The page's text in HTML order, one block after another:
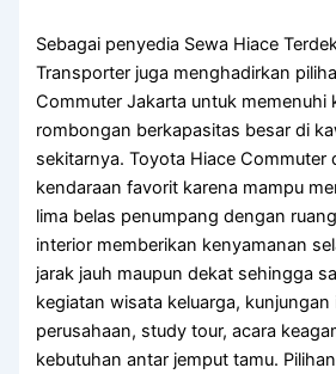
Sebagai penyedia Sewa Hiace
Transporter juga menghadirkan
Commuter Jakarta untuk memenuhi
rombongan berkapasitas besar di
sekitarnya. Toyota Hiace Commuter
kendaraan favorit karena mampu
lima belas penumpang dengan
interior memberikan kenyamanan
jarak jauh maupun dekat sehingga
kegiatan wisata keluarga,
perusahaan, study tour, acara
kebutuhan antar jemput tamu.